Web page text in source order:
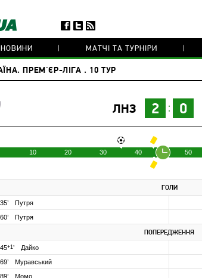
НОВИНИ МАТЧІ ТА ТУРНІРИ
ПРЕМ'ЄР-ЛІГА . 10 ТУР
ЛНЗ 2 0
10 20 30 40 50
ГОЛИ
35’
Путря
60’ Путря
ПОПЕРЕДЖЕННЯ
45+1’ Дайко
69’ Муравський
89’ Момо